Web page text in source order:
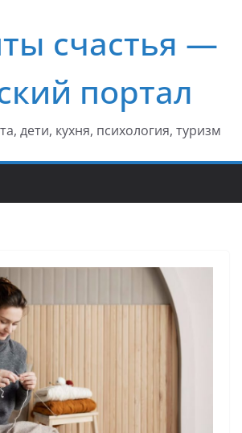
счастья —
портал
дети, кухня, психология, туризм